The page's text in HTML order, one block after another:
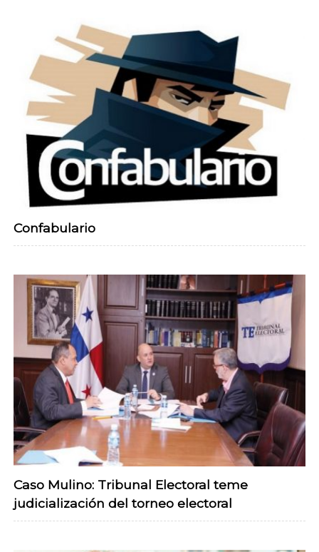
Confabulario
Caso Mulino: Tribunal Electoral teme
judicialización del torneo electoral